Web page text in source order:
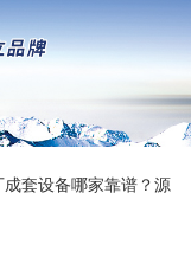
成套设备哪家靠谱？源